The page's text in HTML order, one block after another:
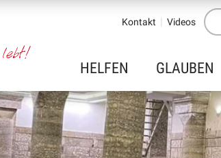
Kontakt Videos
HELFEN GLAUBEN